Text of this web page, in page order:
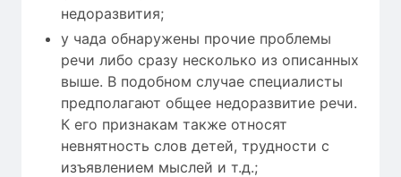
недоразвития;
у чада обнаружены прочие проблемы
речи либо сразу несколько из описанных
выше. В подобном случае специалисты
предполагают общее недоразвитие речи.
К его признакам также относят
невнятность слов детей, трудности с
изъявлением мыслей и т.д.;